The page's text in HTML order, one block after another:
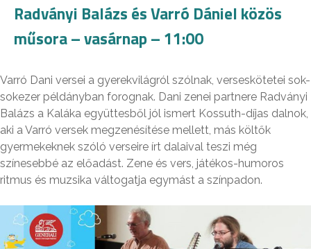
Radványi Balázs és Varró Dániel közös
műsora – vasárnap – 11:00
Varró Dani versei a gyerekvilágról szólnak, verseskötetei sok-
sokezer példányban forognak. Dani zenei partnere Radványi
Balázs a Kaláka együttesből jól ismert Kossuth-díjas dalnok,
aki a Varró versek megzenésítése mellett, más költők
gyermekeknek szóló verseire írt dalaival teszi még
színesebbé az előadást. Zene és vers, játékos-humoros
ritmus és muzsika váltogatja egymást a színpadon.